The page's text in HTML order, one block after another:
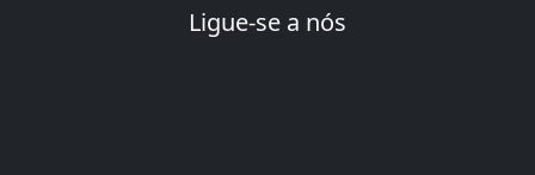
Ligue-se a nós